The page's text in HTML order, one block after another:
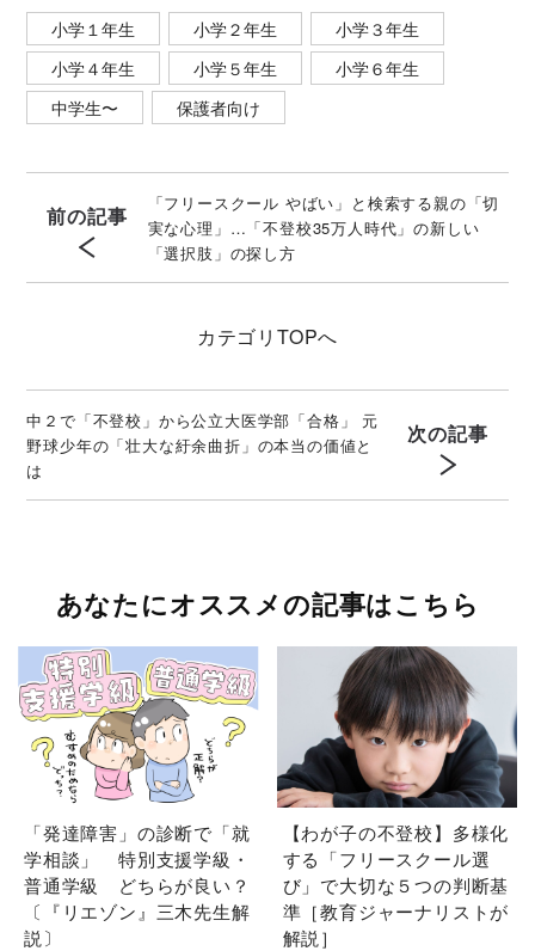
小学１年生 小学２年生
小学３年生
小学４年生
小学５年生
小学６年生
中学生〜
保護者向け
前の記事
「フリースクール やばい」と検索する親の「切
実な心理」…「不登校35万人時代」の新しい
「選択肢」の探し方
カテゴリ TOPへ
中２で「不登校」から公立大医学部「合格」 元
野球少年の「壮大な紆余曲折」の本当の価値と
は
次の記事
あなたにオススメの記事はこちら
「発達障害」の診断で「就
学相談」 特別支援学級・
普通学級 どちらが良い？
〔『リエゾン』三木先生解
説〕
【わが子の不登校】多様化
する「フリースクール選
び」で大切な５つの判断基
準［教育ジャーナリストが
解説］